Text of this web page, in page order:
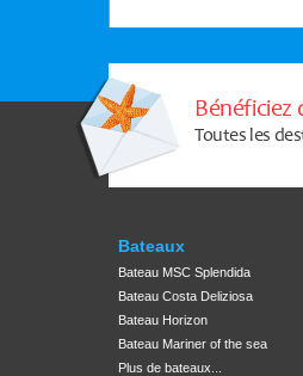
Bénéficiez
Toutes les
Bateaux
Bateau MSC Splendida
Bateau Costa Deliziosa
Bateau Horizon
Bateau Mariner of the sea
Plus de bateaux...